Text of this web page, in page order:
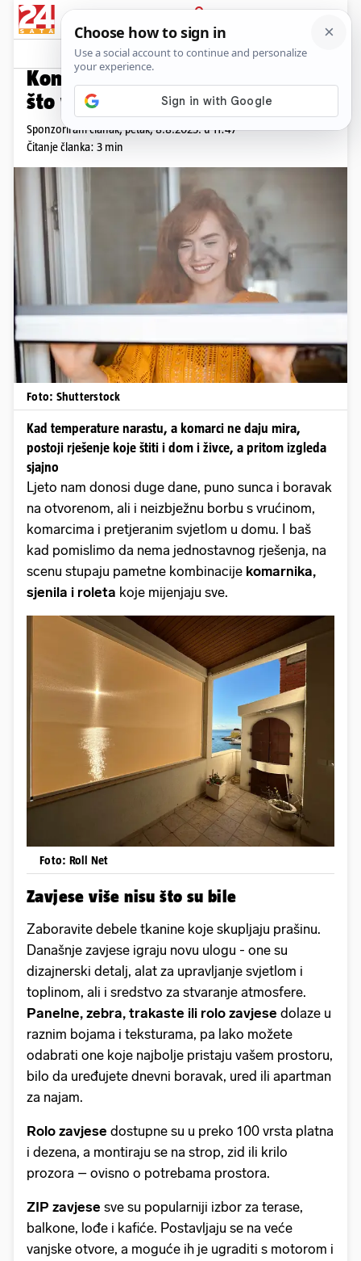
PRIJAVA
Promo sadržaj
Komarnici, rolete, zavjese? Sve
što vam treba za ugodno ljeto
Sponzorirani članak,petak, 8.8.2025. u 11:47
Čitanje članka: 3 min
Foto: Shutterstock
Kad temperature narastu, a komarci ne daju mira,
postoji rješenje koje štiti i dom i živce, a pritom izgleda
sjajno
Ljeto nam donosi duge dane, puno sunca i boravak
na otvorenom, ali i neizbježnu borbu s vrućinom,
komarcima i pretjeranim svjetlom u domu. I baš
kad pomislimo da nema jednostavnog rješenja, na
scenu stupaju pametne kombinacije komarnika,
sjenila i roleta koje mijenjaju sve.
Foto: Roll Net
Zavjese više nisu što su bile
Zaboravite debele tkanine koje skupljaju prašinu.
Današnje zavjese igraju novu ulogu - one su
dizajnerski detalj, alat za upravljanje svjetlom i
toplinom, ali i sredstvo za stvaranje atmosfere.
Panelne, zebra, trakaste ili rolo zavjese dolaze u
raznim bojama i teksturama, pa lako možete
odabrati one koje najbolje pristaju vašem prostoru,
bilo da uređujete dnevni boravak, ured ili apartman
za najam.
Rolo zavjese dostupne su u preko 100 vrsta platna
i dezena, a montiraju se na strop, zid ili krilo
prozora – ovisno o potrebama prostora.
ZIP zavjese sve su popularniji izbor za terase,
balkone, lođe i kafiće. Postavljaju se na veće
vanjske otvore, a moguće ih je ugraditi s motorom i